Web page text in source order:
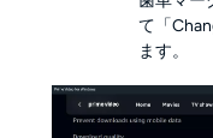
て「
ます。